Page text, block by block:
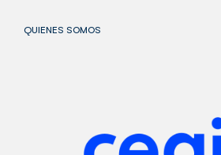
QUIENES SOMOS